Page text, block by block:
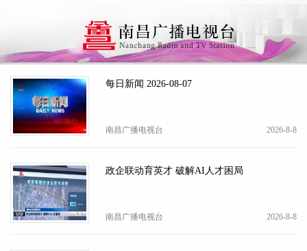
下拉刷新
每日新闻 2026-08-07
南昌广播电视台 2026-8-8
政企联动育英才 破解AI人才困局
南昌广播电视台 2026-8-8